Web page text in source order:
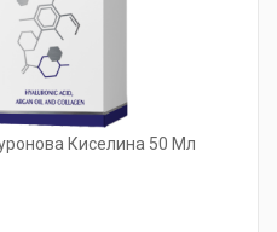
Киселина 50 Мл